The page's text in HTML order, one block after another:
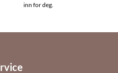
inn for deg.